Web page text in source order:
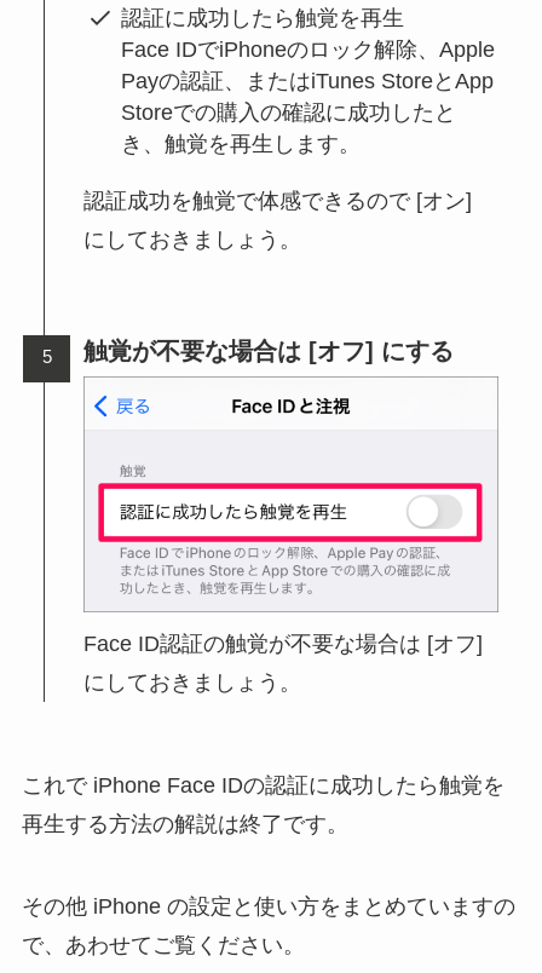
認証に成功したら触覚を再生
Face IDでiPhoneのロック解除、Apple
Payの認証、またはiTunes StoreとApp
Storeでの購入の確認に成功したと
き、触覚を再生します。
認証成功を触覚で体感できるので [オン]
にしておきましょう。
触覚が不要な場合は [オフ] にする
Face ID認証の触覚が不要な場合は [オフ]
にしておきましょう。
これで iPhone Face IDの認証に成功したら触覚を
再生する方法の解説は終了です。
その他 iPhone の設定と使い方をまとめていますの
で、あわせてご覧ください。